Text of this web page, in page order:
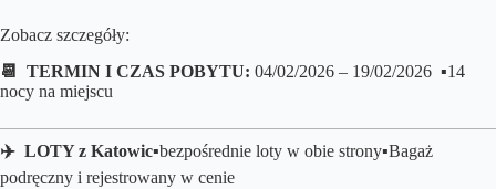
Zobacz szczegóły:
📆 TERMIN I CZAS POBYTU: 04/02/2026 – 19/02/2026 ▪️14
nocy na miejscu
✈️ LOTY z Katowic▪️bezpośrednie loty w obie strony▪️Bagaż
podręczny i rejestrowany w cenie